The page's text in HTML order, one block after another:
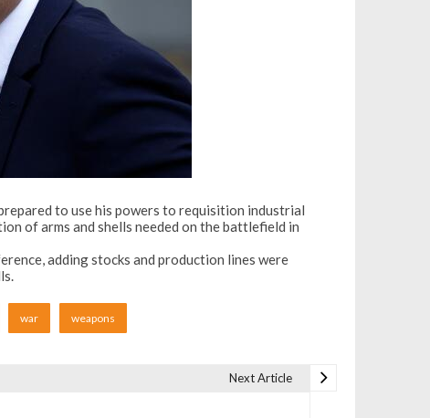
to use his powers to requisition industrial
of arms and shells needed on the battlefield in
adding stocks and production lines were
war weapons
Next Article